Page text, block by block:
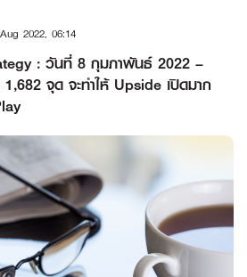
2022, 06:14
: วันที่ 8 กุมภาพันธ์ 2022 –
จุด จะทำให้ Upside เปิดมาก